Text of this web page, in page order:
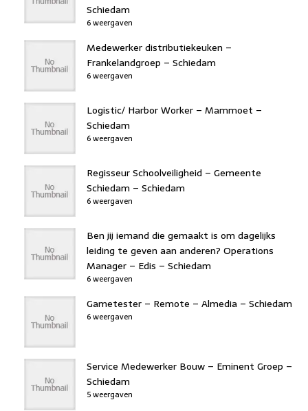
Schiedam
6 weergaven
Medewerker distributiekeuken –
Frankelandgroep – Schiedam
6 weergaven
Logistic/ Harbor Worker – Mammoet –
Schiedam
6 weergaven
Regisseur Schoolveiligheid – Gemeente
Schiedam – Schiedam
6 weergaven
Ben jij iemand die gemaakt is om dagelijks
leiding te geven aan anderen? Operations
Manager – Edis – Schiedam
6 weergaven
Gametester – Remote – Almedia – Schiedam
6 weergaven
Service Medewerker Bouw – Eminent Groep –
Schiedam
5 weergaven